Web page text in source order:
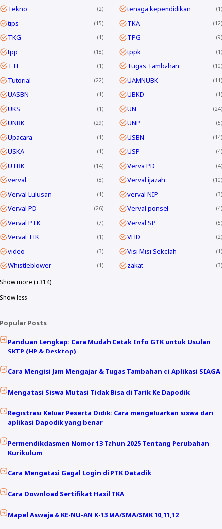
Tekno 2 tenaga kependidikan 1
tips 15 TKA 12
TKG 1 TPG 9
tpp 18 tppk 1
TTE 1 Tugas Tambahan 10
Tutorial 22 UAMNUBK 11
UASBN 1 UBKD 1
UKS 1 UN 24
UNBK 29 UNP 5
Upacara 1 USBN 14
USKA 1 USP 4
UTBK 14 Verva PD 4
verval 8 Verval ijazah 10
Verval Lulusan 1 verval NIP 3
Verval PD 26 Verval ponsel 4
Verval PTK 7 Verval SP 5
Verval TIK 1 VHD 2
video 3 Visi Misi Sekolah 1
Whistleblower 1 zakat 3
Show more (+314)
Show less
Popular Posts
Panduan Lengkap: Cara Mudah Cetak Info GTK untuk Usulan
SKTP (HP & Desktop)
Cara Mengisi Jam Mengajar & Tugas Tambahan di Aplikasi SIAGA
Mengatasi Siswa Mutasi Tidak Bisa di Tarik Ke Dapodik
Registrasi Keluar Peserta Didik: Cara mengeluarkan siswa dari
aplikasi Dapodik yang benar
Permendikdasmen Nomor 13 Tahun 2025 Tentang Perubahan
Kurikulum
Cara Mengatasi Gagal Login di PTK Datadik
Cara Download Sertifikat Hasil TKA
Mapel Aswaja & KE-NU-AN K-13 MA/SMA/SMK 10,11,12